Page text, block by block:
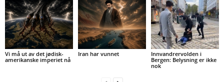
Vi må ut av det jødisk-
amerikanske imperiet nå
Iran har vunnet
Innvandrervolden i
Bergen: Belysning er ikke
nok